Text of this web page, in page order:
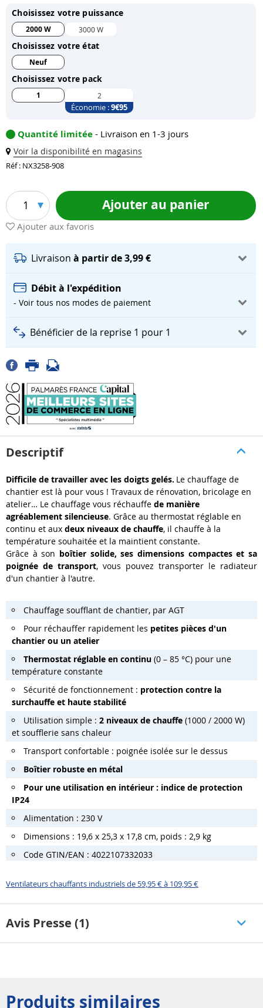
Choisissez votre puissance
2000 W 3000 W
Choisissez votre état
Neuf
Choisissez votre pack
1 2
Économie :9€95
Quantité limitée - Livraison en 1-3 jours
Voir la disponibilité en magasins
Réf : NX3258-908
1 Ajouter au panier
Ajouter aux favoris
Livraison à partir de 3,99 €
Débit à l'expédition
- Voir tous nos modes de paiement
Bénéficier de la reprise 1 pour 1
Descriptif
Difficile de travailler avec les doigts gelés. Le chauffage de
chantier est là pour vous ! Travaux de rénovation, bricolage en
atelier… Le chauffage vous réchauffe de manière
agréablement silencieuse. Grâce au thermostat réglable en
continu et aux deux niveaux de chauffe, il chauffe à la
température souhaitée et la maintient constante.
Grâce à son boîtier solide, ses dimensions compactes et sa
poignée de transport, vous pouvez transporter le radiateur
d'un chantier à l'autre.
Chauffage soufflant de chantier, par AGT
Pour réchauffer rapidement les petites pièces d'un
chantier ou un atelier
Thermostat réglable en continu (0 – 85 °C) pour une
température constante
Sécurité de fonctionnement : protection contre la
surchauffe et haute stabilité
Utilisation simple : 2 niveaux de chauffe (1000 / 2000 W)
et soufflerie sans chaleur
Transport confortable : poignée isolée sur le dessus
Boîtier robuste en métal
Pour une utilisation en intérieur : indice de protection
IP24
Alimentation : 230 V
Dimensions : 19,6 x 25,3 x 17,8 cm, poids : 2,9 kg
Code GTIN/EAN : 4022107332033
Ventilateurs chauffants industriels de 59,95 € à 109,95 €
Avis Presse (1)
Produits similaires